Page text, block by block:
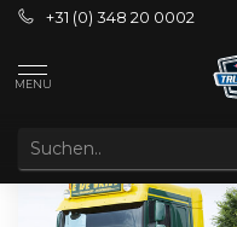
+31 (0) 348 20 0002
MENU
Außenbereich
DAF SONNENBLENDEN